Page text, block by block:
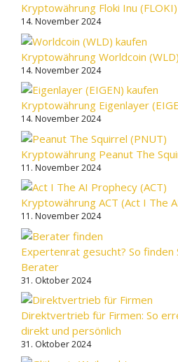
Kryptowährung Floki Inu
14. November 2024
Kryptowährung Worldcoin
14. November 2024
Kryptowährung Eigenlayer
14. November 2024
Kryptowährung Peanut The
11. November 2024
Kryptowährung ACT (Act I The
11. November 2024
Expertenrat gesucht? So finden
Berater
31. Oktober 2024
Direktvertrieb für Firmen: So
direkt und persönlich
31. Oktober 2024